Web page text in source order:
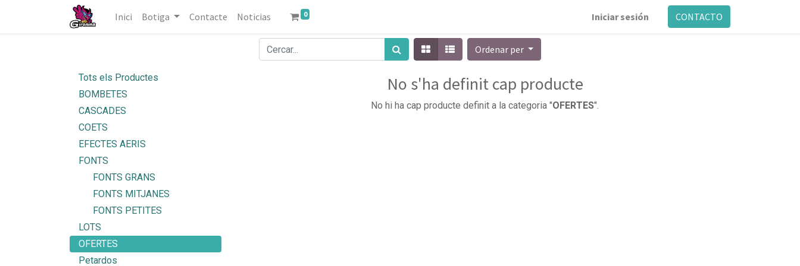
Inici Botiga Contacte Noticias 0 Iniciar sesión CONTACTO
Ordenar per
Tots els Productes
BOMBETES
CASCADES
COETS
EFECTES AERIS
FONTS
FONTS GRANS
FONTS MITJANES
FONTS PETITES
LOTS
OFERTES
Petardos
No s'ha definit cap producte
No hi ha cap producte definit a la categoria "OFERTES".